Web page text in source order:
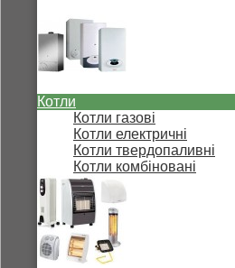
Котли
Котли газові
Котли електричні
Котли твердопаливні
Котли комбіновані